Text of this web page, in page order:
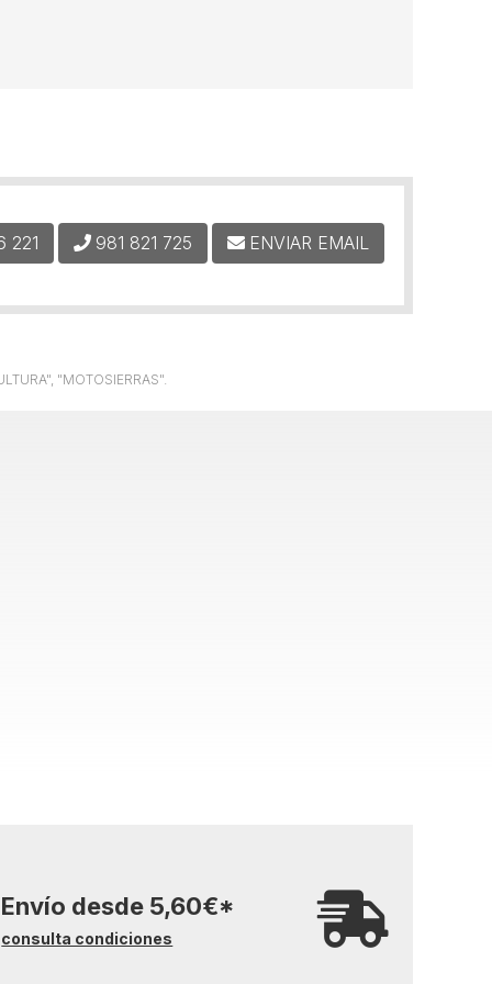
"MOTOSIERRAS".
221 981 821 725 ENVIAR EMAIL
Envío desde 5,60€*
consulta condiciones